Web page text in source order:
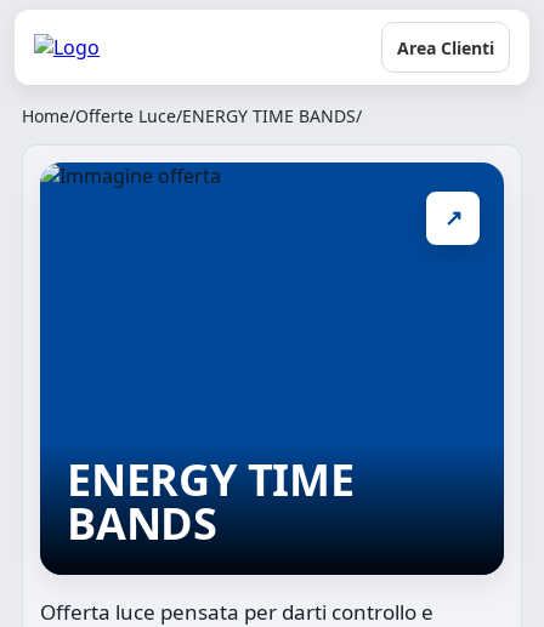
Area Clienti
Home/Offerte Luce/ENERGY TIME BANDS/
↗
ENERGY TIME
BANDS
Offerta luce pensata per darti controllo e